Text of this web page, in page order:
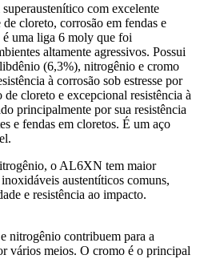
com excelente
cloreto, corrosão em fendas e
uma liga 6 moly que foi
altamente agressivos. Possui
(6,3%), nitrogênio e cromo
à corrosão sob estresse por
cloreto e excepcional resistência à
principalmente por sua resistência
e fendas em cloretos. É um aço
o AL6XN tem maior
austentíticos comuns,
e resistência ao impacto.
nitrogênio contribuem para a
vários meios. O cromo é o principal